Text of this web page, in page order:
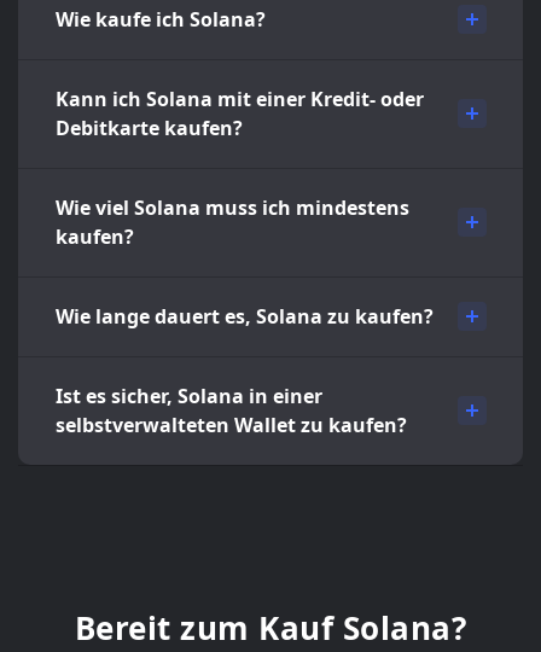
Wie kaufe ich Solana?
Kann ich Solana mit einer Kredit- oder
Debitkarte kaufen?
Wie viel Solana muss ich mindestens
kaufen?
Wie lange dauert es, Solana zu kaufen?
Ist es sicher, Solana in einer
selbstverwalteten Wallet zu kaufen?
Bereit zum Kauf Solana?